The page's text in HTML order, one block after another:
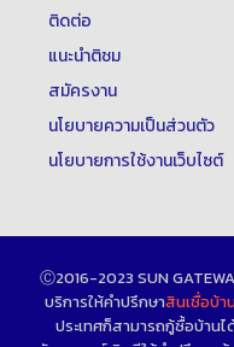
ติดต่อ
แนะนำติชม
สมัครงาน
นโยบายความเป็นส่วนตัว
นโยบายการใช้งานเว็บไซต์
Ⓒ2016-2023 SUN
บริการให้คำปรึกษาสินเชื่อบ้า
ประเทศก็สามารถกู้ซื้อบ้านไ